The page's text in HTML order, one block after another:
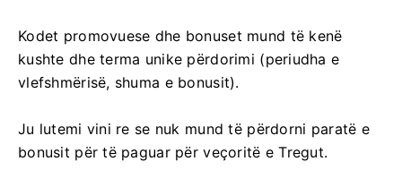
Kodet promovuese dhe bonuset mund të kenë
kushte dhe terma unike përdorimi (periudha e
vlefshmërisë, shuma e bonusit).
Ju lutemi vini re se nuk mund të përdorni paratë e
bonusit për të paguar për veçoritë e Tregut.